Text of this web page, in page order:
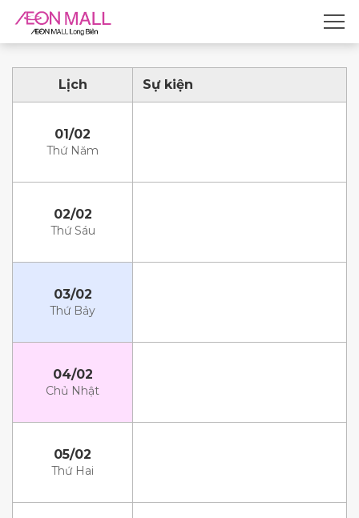
Lịch Sự kiện
01/02
Thứ Năm
02/02
Thứ Sáu
03/02
Thứ Bảy
04/02
Chủ Nhật
05/02
Thứ Hai